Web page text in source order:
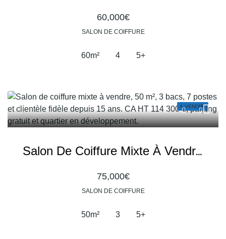
60,000€
SALON DE COIFFURE
60m² 4 5+
À VENDRE
Salon De Coiffure Mixte À Vendre – Clientèle Fidèle Et Environnement Commercial Dynamique
75,000€
SALON DE COIFFURE
50m² 3 5+